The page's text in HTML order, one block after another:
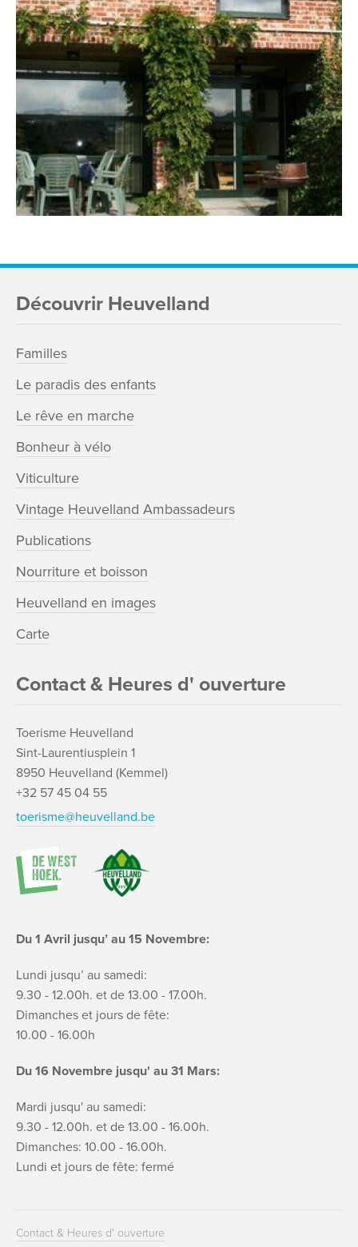
Découvrir Heuvelland
Familles
Le paradis des enfants
Le rêve en marche
Bonheur à vélo
Viticulture
Vintage Heuvelland Ambassadeurs
Publications
Nourriture et boisson
Heuvelland en images
Carte
Contact & Heures d' ouverture
Toerisme Heuvelland
Sint-Laurentiusplein 1
8950 Heuvelland (Kemmel)
+32 57 45 04 55
toerisme@heuvelland.be
Du 1 Avril jusqu’ au 15 Novembre:
Lundi jusqu’ au samedi:
9.30 - 12.00h. et de 13.00 - 17.00h.
Dimanches et jours de fête:
10.00 - 16.00h
Du 16 Novembre jusqu' au 31 Mars:
Mardi jusqu' au samedi:
9.30 - 12.00h. et de 13.00 - 16.00h.
Dimanches: 10.00 - 16.00h.
Lundi et jours de fête: fermé
Contact & Heures d' ouverture